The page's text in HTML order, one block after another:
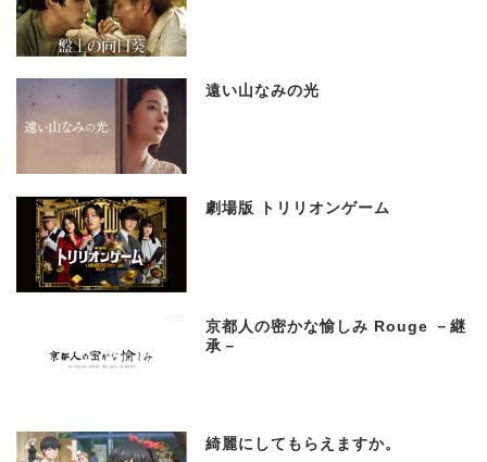
遠い山なみの光
劇場版 トリリオンゲーム
京都人の密かな愉しみ Rouge －継
承－
綺麗にしてもらえますか。